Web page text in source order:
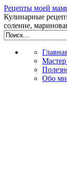
Рецепты моей
Кулинарные
соление,
Мастер
Обо